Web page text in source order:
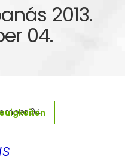
2013.
04.
04.